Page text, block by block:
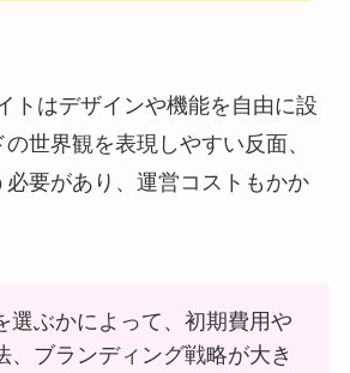
トはデザインや機能を自由に設
世界観を表現しやすい反面、
要があり、運営コストもかか
選ぶかによって、初期費用や
、ブランディング戦略が大き